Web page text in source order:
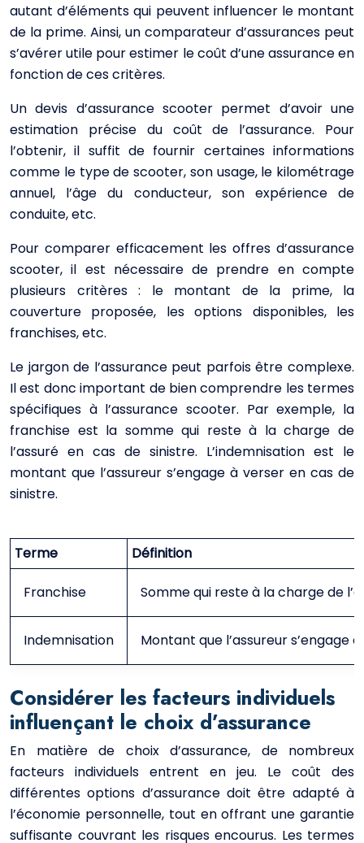
autant d’éléments qui peuvent influencer le montant
de la prime. Ainsi, un comparateur d’assurances peut
s’avérer utile pour estimer le coût d’une assurance en
fonction de ces critères.
Un devis d’assurance scooter permet d’avoir une
estimation précise du coût de l’assurance. Pour
l’obtenir, il suffit de fournir certaines informations
comme le type de scooter, son usage, le kilométrage
annuel, l’âge du conducteur, son expérience de
conduite, etc.
Pour comparer efficacement les offres d’assurance
scooter, il est nécessaire de prendre en compte
plusieurs critères : le montant de la prime, la
couverture proposée, les options disponibles, les
franchises, etc.
Le jargon de l’assurance peut parfois être complexe.
Il est donc important de bien comprendre les termes
spécifiques à l’assurance scooter. Par exemple, la
franchise est la somme qui reste à la charge de
l’assuré en cas de sinistre. L’indemnisation est le
montant que l’assureur s’engage à verser en cas de
sinistre.
Terme Définition
Franchise Somme qui reste à la charge de
Indemnisation Montant que l’assureur s’engage
Considérer les facteurs individuels
influençant le choix d’assurance
En matière de choix d’assurance, de nombreux
facteurs individuels entrent en jeu. Le coût des
différentes options d’assurance doit être adapté à
l’économie personnelle, tout en offrant une garantie
suffisante couvrant les risques encourus. Les termes